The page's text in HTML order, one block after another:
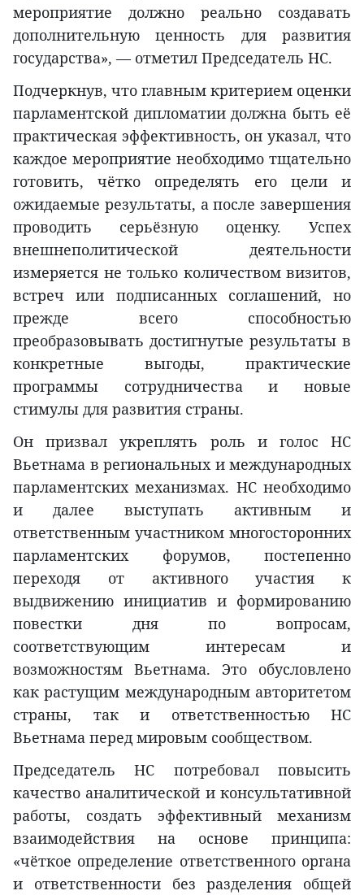
мероприятие должно реально создавать
дополнительную ценность для развития
государства», — отметил Председатель НС.
Подчеркнув, что главным критерием оценки
парламентской дипломатии должна быть её
практическая эффективность, он указал, что
каждое мероприятие необходимо тщательно
готовить, чётко определять его цели и
ожидаемые результаты, а после завершения
проводить серьёзную оценку. Успех
внешнеполитической деятельности
измеряется не только количеством визитов,
встреч или подписанных соглашений, но
прежде всего способностью
преобразовывать достигнутые результаты в
конкретные выгоды, практические
программы сотрудничества и новые
стимулы для развития страны.
Он призвал укреплять роль и голос НС
Вьетнама в региональных и международных
парламентских механизмах. НС необходимо
и далее выступать активным и
ответственным участником многосторонних
парламентских форумов, постепенно
переходя от активного участия к
выдвижению инициатив и формированию
повестки дня по вопросам,
соответствующим интересам и
возможностям Вьетнама. Это обусловлено
как растущим международным авторитетом
страны, так и ответственностью НС
Вьетнама перед мировым сообществом.
Председатель НС потребовал повысить
качество аналитической и консультативной
работы, создать эффективный механизм
взаимодействия на основе принципа:
«чёткое определение ответственного органа
и ответственности без разделения общей